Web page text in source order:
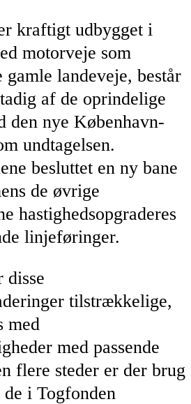
kraftigt udbygget i
motorveje som
gamle landeveje, består
af de oprindelige
den nye København-
undtagelsen.
besluttet en ny bane
de øvrige
hastighedsopgraderes
linjeføringer.
disse
tilstrækkelige,
med
med passende
flere steder er der brug
i Togfonden